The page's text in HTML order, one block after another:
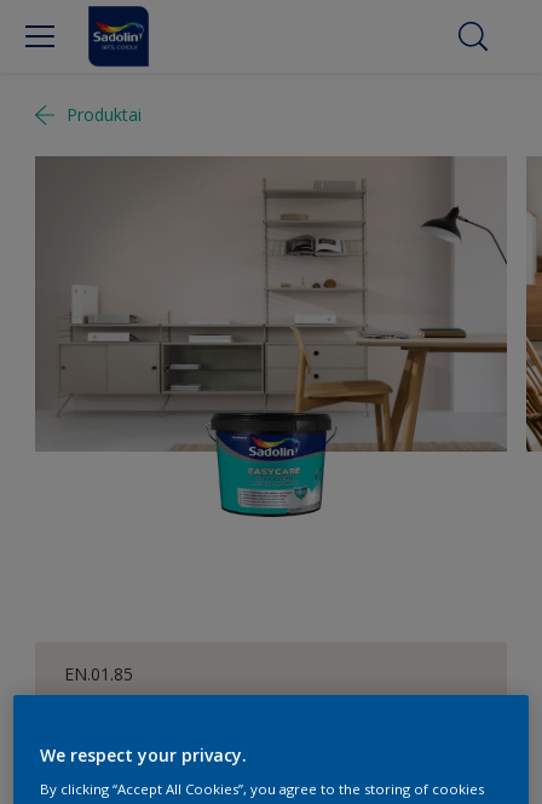
Produktai
EN.01.85
Pakeisti spalvą
Dydis
We respect your privacy.
By clicking “Accept All Cookies”, you agree to the storing of cookies